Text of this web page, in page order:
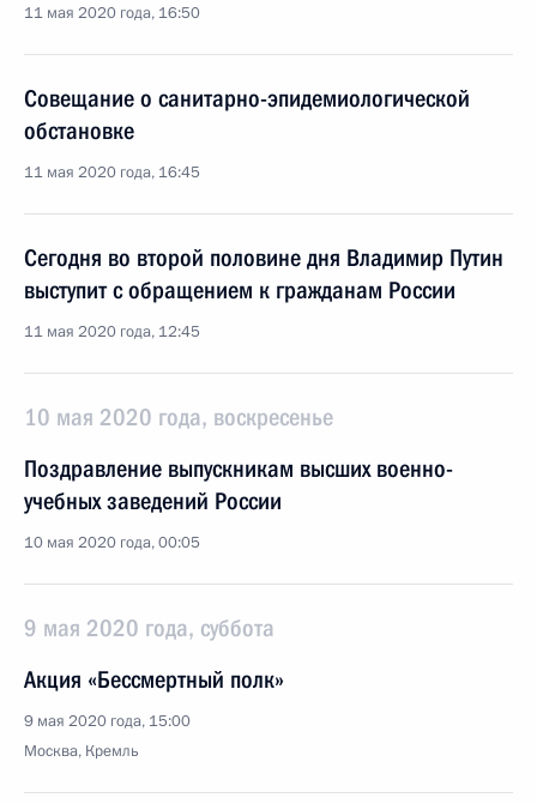
11 мая 2020 года, 16:50
Совещание о санитарно-эпидемиологической
обстановке
11 мая 2020 года, 16:45
Сегодня во второй половине дня Владимир Путин
выступит с обращением к гражданам России
11 мая 2020 года, 12:45
10 мая 2020 года, воскресенье
Поздравление выпускникам высших военно-
учебных заведений России
10 мая 2020 года, 00:05
9 мая 2020 года, суббота
Акция «Бессмертный полк»
9 мая 2020 года, 15:00
Москва, Кремль